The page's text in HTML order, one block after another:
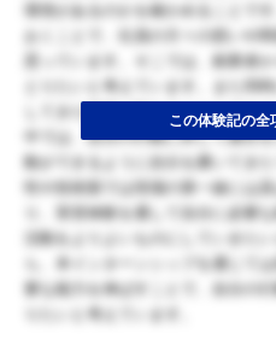
環境があるのかを確かめることで
おくことで、社員の方々の想いや
思っています。そこでは、創業者
とりたいと考えています。また同
してきた技術に触れることもでき
中では、自分の行動に対して責任
動ができるように自分を磨いてき
性や技術面では現場の第一線には
り、実習体験を通して自分に必要
活動をよりよいものにしていきた
ら、本インターンシップを通じて
要な能力を伸ばすことで、自分の
この体験記の全